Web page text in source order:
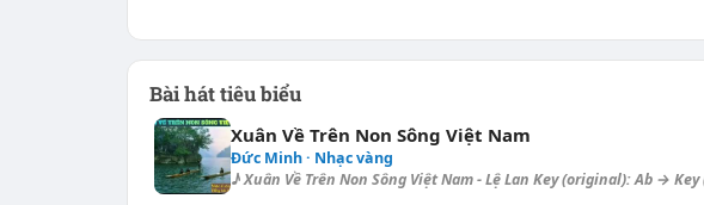
Bài hát tiêu biểu
Xuân Về Trên Non Sông Việt Nam
Đức Minh · Nhạc vàng
♪ Xuân Về Trên Non Sông Việt Nam - Lệ Lan Key (original): Ab →